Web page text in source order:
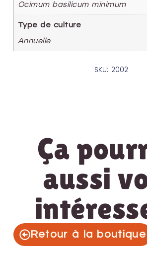
Ocimum basilicum minimum
Type de culture
Annuelle
SKU: 2002
Ça
aussi
Retour à la boutique